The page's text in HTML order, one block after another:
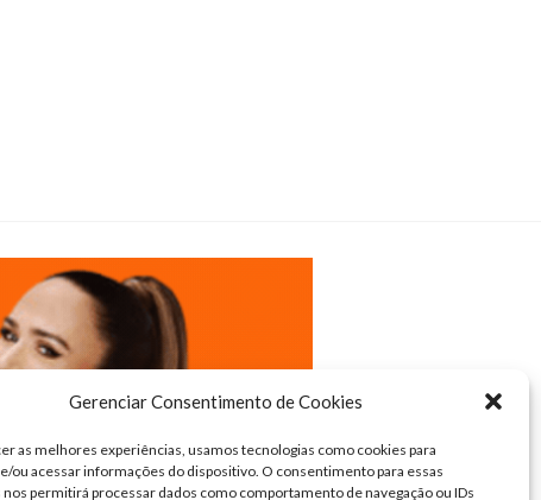
Gerenciar Consentimento de Cookies
as melhores experiências, usamos tecnologias como cookies para
ou acessar informações do dispositivo. O consentimento para essas
permitirá processar dados como comportamento de navegação ou IDs